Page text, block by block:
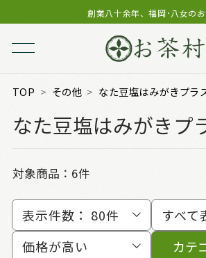
創業八十余年、福岡･八女の
TOP その他 なた豆塩はみがきプラ
なた豆塩はみがきプ
対象商品： 6件
表示件数： 80件
すべて
価格が高い
カテ